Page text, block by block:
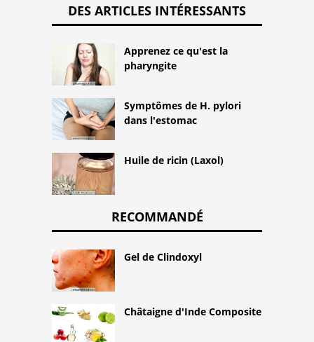
DES ARTICLES INTÉRESSANTS
Apprenez ce qu'est la
pharyngite
Symptômes de H. pylori
dans l'estomac
Huile de ricin (Laxol)
RECOMMANDÉ
Gel de Clindoxyl
Châtaigne d'Inde Composite